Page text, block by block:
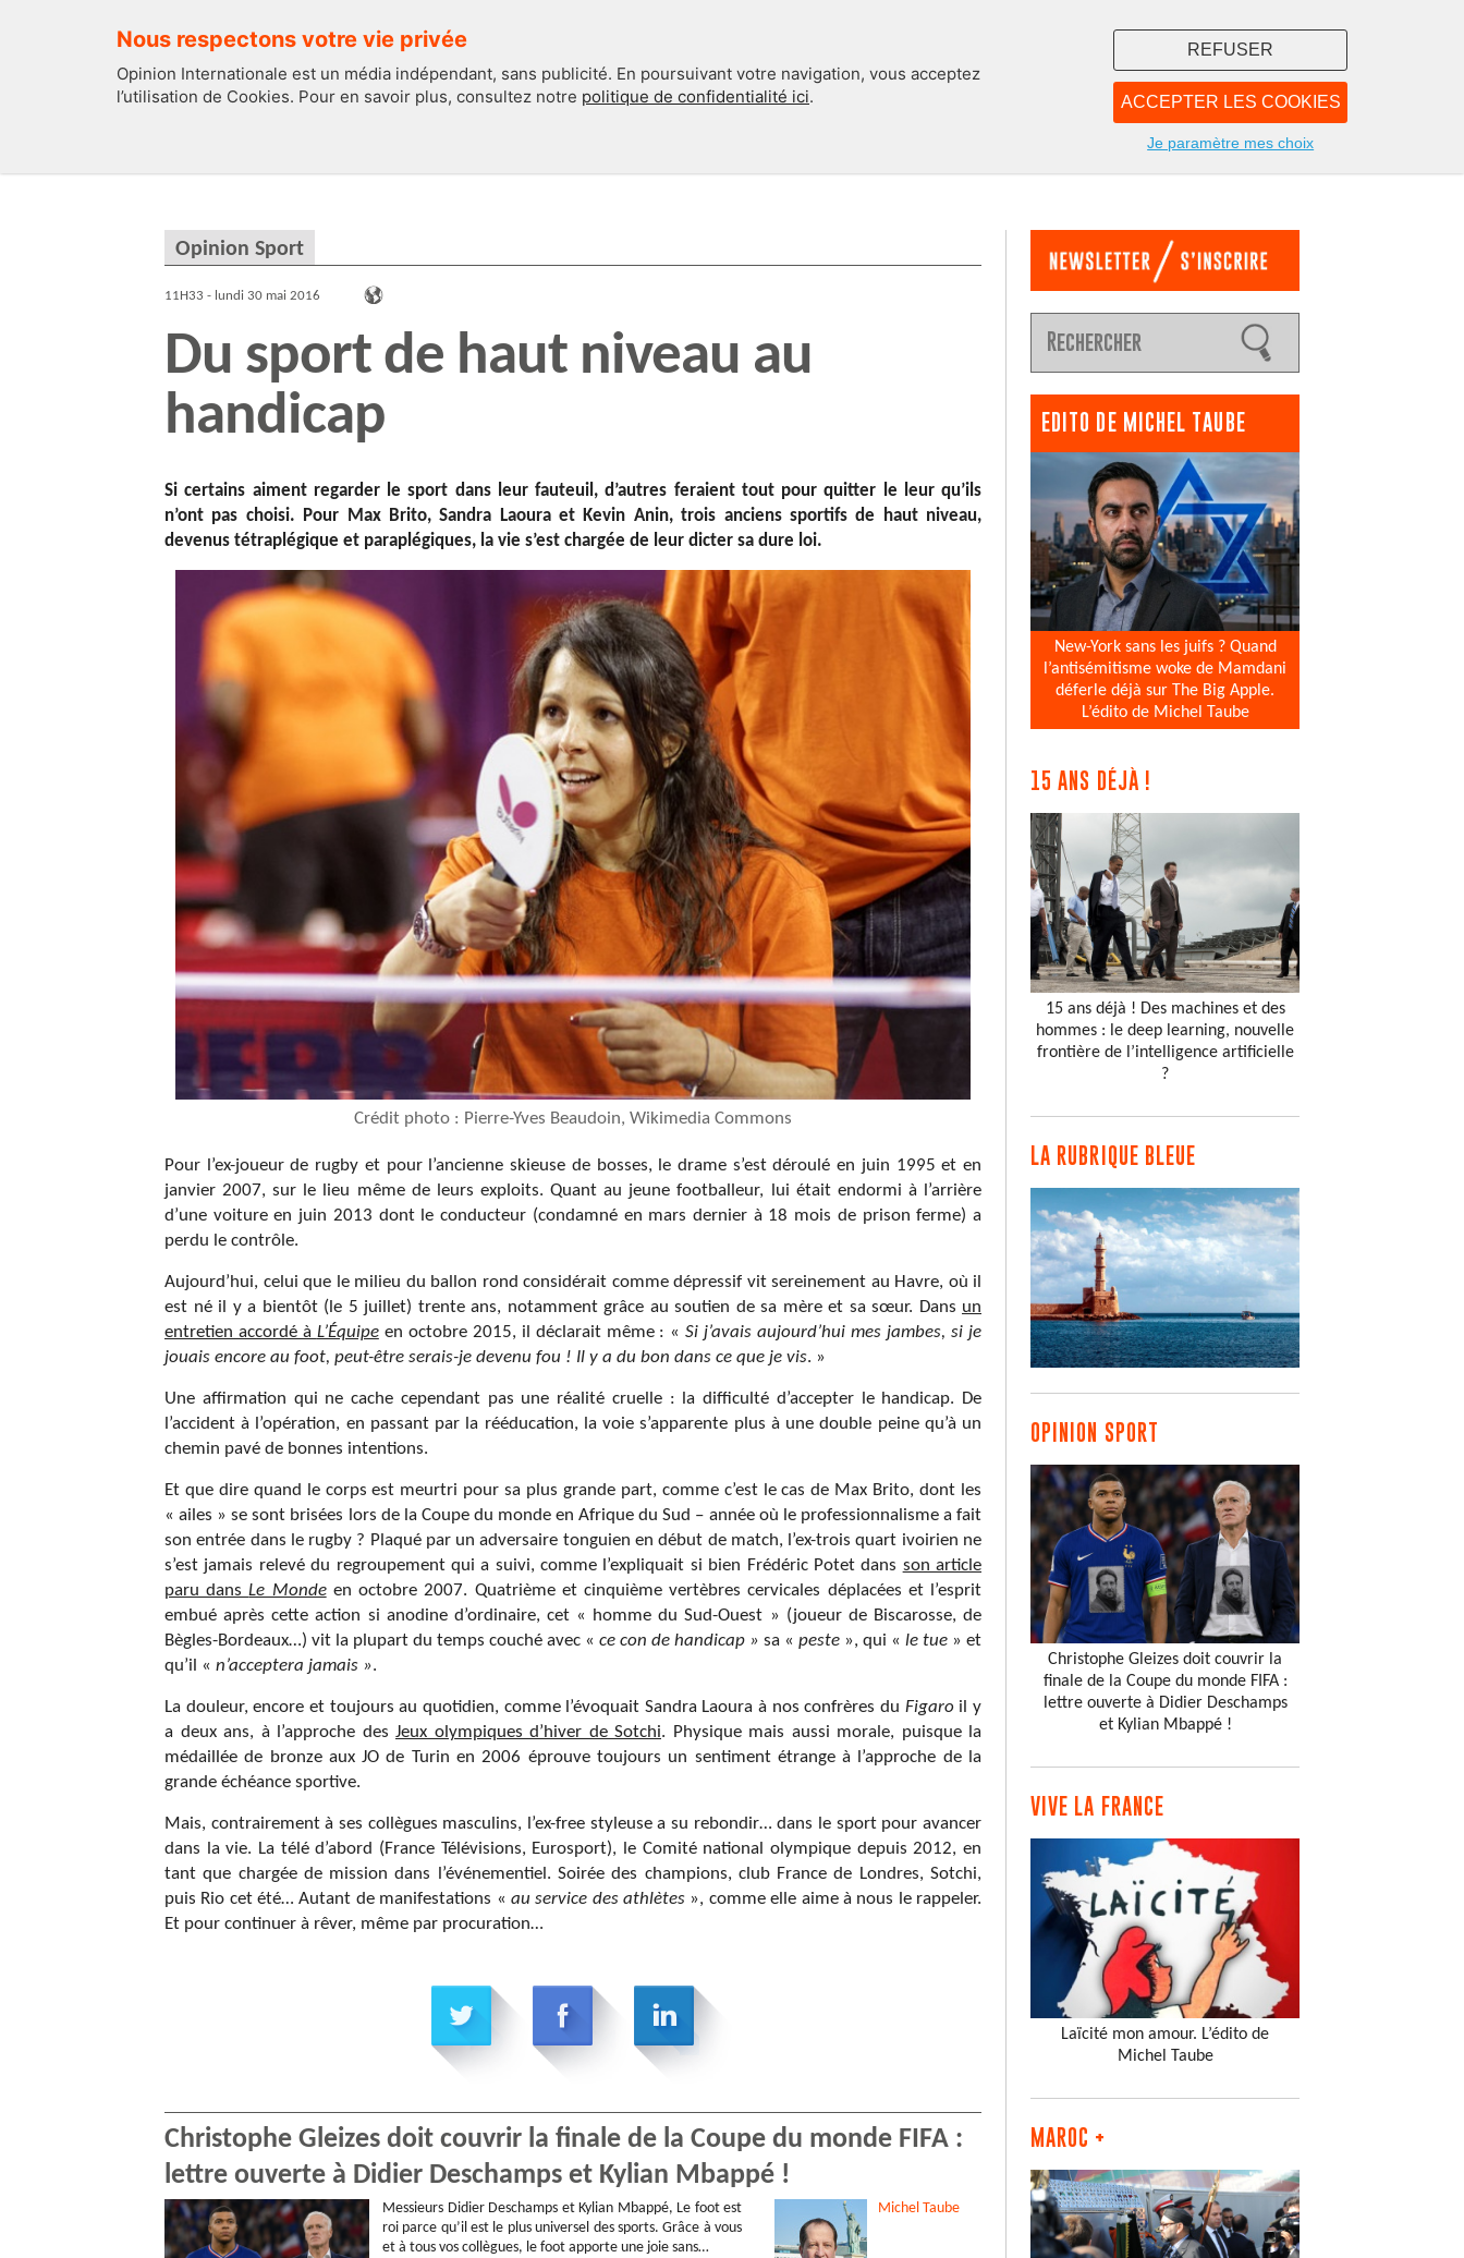
Nous respectons votre vie privée
Opinion Internationale est un média indépendant, sans publicité. En poursuivant votre navigation, vous acceptez
l’utilisation de Cookies. Pour en savoir plus, consultez notre politique de confidentialité ici. ACCEPTER LES COOKIES
REFUSER
Je paramètre mes choix
NOUS
Opinion Sport
11H33 - lundi 30 mai 2016
Du sport de haut niveau au
handicap
Si certains aiment regarder le sport dans leur fauteuil, d’autres feraient tout pour quitter le leur qu’ils
n’ont pas choisi. Pour Max Brito, Sandra Laoura et Kevin Anin, trois anciens sportifs de haut niveau,
devenus tétraplégique et paraplégiques, la vie s’est chargée de leur dicter sa dure loi.
Crédit photo : Pierre-Yves Beaudoin, Wikimedia Commons
Pour l’ex-joueur de rugby et pour l’ancienne skieuse de bosses, le drame s’est déroulé en juin 1995 et en
janvier 2007, sur le lieu même de leurs exploits. Quant au jeune footballeur, lui était endormi à l’arrière
d’une voiture en juin 2013 dont le conducteur (condamné en mars dernier à 18 mois de prison ferme) a
perdu le contrôle.
Aujourd’hui, celui que le milieu du ballon rond considérait comme dépressif vit sereinement au Havre, où il
est né il y a bientôt (le 5 juillet) trente ans, notamment grâce au soutien de sa mère et sa sœur. Dans un
entretien accordé à L’Équipeen octobre 2015, il déclarait même : «Si j’avais aujourd’hui mes jambes, si je
jouais encore au foot, peut-être serais-je devenu fou ! Il y a du bon dans ce que je vis. »
Une affirmation qui ne cache cependant pas une réalité cruelle : la difficulté d’accepter le handicap. De
l’accident à l’opération, en passant par la rééducation, la voie s’apparente plus à une double peine qu’à un
chemin pavé de bonnes intentions.
Et que dire quand le corps est meurtri pour sa plus grande part, comme c’est le cas de Max Brito, dont les
« ailes » se sont brisées lors de la Coupe du monde en Afrique du Sud – année où le professionnalisme a fait
son entrée dans le rugby ? Plaqué par un adversaire tonguien en début de match, l’ex-trois quart ivoirien ne
s’est jamais relevé du regroupement qui a suivi, comme l’expliquait si bien Frédéric Potet dans son article
paru dansLe Mondeen octobre 2007. Quatrième et cinquième vertèbres cervicales déplacées et l’esprit
embué après cette action si anodine d’ordinaire, cet « homme du Sud-Ouest » (joueur de Biscarosse, de
Bègles-Bordeaux…) vit la plupart du temps couché avec « ce con de handicap » sa « peste », qui « le tue » et
qu’il « n’acceptera jamais ».
La douleur, encore et toujours au quotidien, comme l’évoquait Sandra Laoura à nos confrères du Figaroil y
a deux ans, à l’approche des Jeux olympiques d’hiver de Sotchi. Physique mais aussi morale, puisque la
médaillée de bronze aux JO de Turin en 2006 éprouve toujours un sentiment étrange à l’approche de la
grande échéance sportive.
Mais, contrairement à ses collègues masculins, l’ex-free styleuse a su rebondir… dans le sport pour avancer
dans la vie. La télé d’abord (France Télévisions, Eurosport), le Comité national olympique depuis 2012, en
tant que chargée de mission dans l’événementiel. Soirée des champions, club France de Londres, Sotchi,
puis Rio cet été… Autant de manifestations « au service des athlètes », comme elle aime à nous le rappeler.
Et pour continuer à rêver, même par procuration…
Christophe Gleizes doit couvrir la finale de la Coupe du monde FIFA :
lettre ouverte à Didier Deschamps et Kylian Mbappé !
Messieurs Didier Deschamps et Kylian Mbappé, Le foot est
roi parce qu’il est le plus universel des sports. Grâce à vous
et à tous vos collègues, le foot apporte une joie sans…
Michel Taube
EDITO DE MICHEL TAUBE
New-York sans les juifs ? Quand
l’antisémitisme woke de Mamdani
déferle déjà sur The Big Apple.
L’édito de Michel Taube
15 ANS DÉJÀ !
15 ans déjà ! Des machines et des
hommes : le deep learning, nouvelle
frontière de l’intelligence artificielle
?
LA RUBRIQUE BLEUE
OPINION SPORT
Christophe Gleizes doit couvrir la
finale de la Coupe du monde FIFA :
lettre ouverte à Didier Deschamps
et Kylian Mbappé !
VIVE LA FRANCE
Laïcité mon amour. L’édito de
Michel Taube
MAROC +